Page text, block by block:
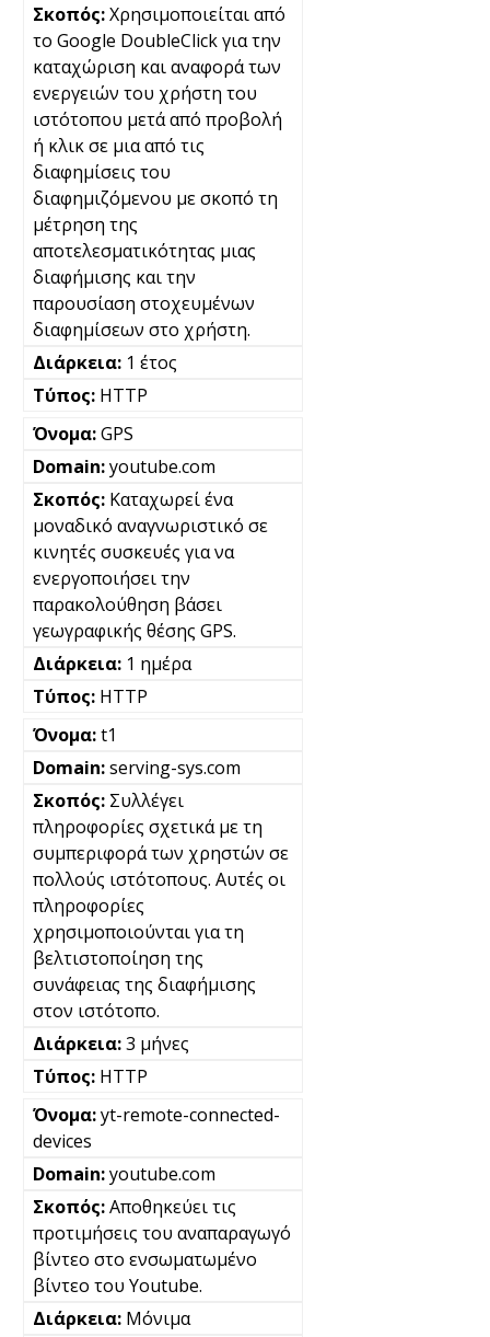
Χρησιμοποιείται από
το Google DoubleClick για την
καταχώριση και αναφορά των
ενεργειών του χρήστη του
ιστότοπου μετά από προβολή
ή κλικ σε μια από τις
διαφημίσεις του
διαφημιζόμενου με σκοπό τη
μέτρηση της
αποτελεσματικότητας μιας
διαφήμισης και την
παρουσίαση στοχευμένων
διαφημίσεων στο χρήστη.
1 έτος
HTTP
GPS
youtube.com
Καταχωρεί ένα
μοναδικό αναγνωριστικό σε
κινητές συσκευές για να
ενεργοποιήσει την
παρακολούθηση βάσει
γεωγραφικής θέσης GPS.
1 ημέρα
HTTP
t1
serving-sys.com
Συλλέγει
πληροφορίες σχετικά με τη
συμπεριφορά των χρηστών σε
πολλούς ιστότοπους. Αυτές οι
πληροφορίες
χρησιμοποιούνται για τη
βελτιστοποίηση της
συνάφειας της διαφήμισης
στον ιστότοπο.
3 μήνες
HTTP
yt-remote-connected-
devices
youtube.com
Αποθηκεύει τις
προτιμήσεις του αναπαραγωγό
βίντεο στο ενσωματωμένο
βίντεο του Youtube.
Μόνιμα